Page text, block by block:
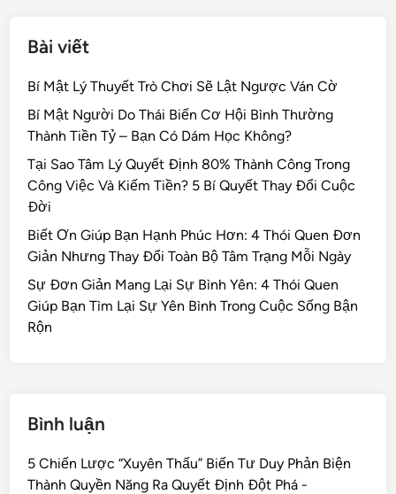
Bài viết
Bí Mật Lý Thuyết Trò Chơi Sẽ Lật Ngược Ván Cờ
Bí Mật Người Do Thái Biến Cơ Hội Bình Thường
Thành Tiền Tỷ – Bạn Có Dám Học Không?
Tại Sao Tâm Lý Quyết Định 80% Thành Công Trong
Công Việc Và Kiếm Tiền? 5 Bí Quyết Thay Đổi Cuộc
Đời
Biết Ơn Giúp Bạn Hạnh Phúc Hơn: 4 Thói Quen Đơn
Giản Nhưng Thay Đổi Toàn Bộ Tâm Trạng Mỗi Ngày
Sự Đơn Giản Mang Lại Sự Bình Yên: 4 Thói Quen
Giúp Bạn Tìm Lại Sự Yên Bình Trong Cuộc Sống Bận
Rộn
Bình luận
5 Chiến Lược “Xuyên Thấu” Biến Tư Duy Phản Biện
Thành Quyền Năng Ra Quyết Định Đột Phá -